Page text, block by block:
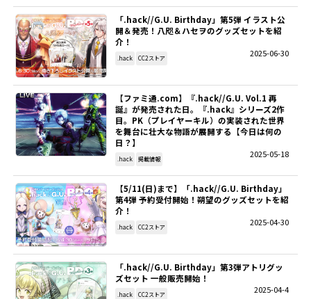
「.hack//G.U. Birthday」第5弾 イラスト公
開＆発売！八咫＆ハセヲのグッズセットを紹
介！​
2025-06-30
.hack CC2ストア
【ファミ通.com】『.hack//G.U. Vol.1 再
誕』が発売された日。『.hack』シリーズ2作
目。PK（プレイヤーキル）の実装された世界
を舞台に壮大な物語が展開する【今日は何の
日？】
2025-05-18
.hack 掲載情報
【5/11(日)まで】「.hack//G.U. Birthday」
第4弾 予約受付開始！朔望のグッズセットを紹
介！
2025-04-30
.hack CC2ストア
「.hack//G.U. Birthday」第3弾アトリグッ
ズセット 一般販売開始！
2025-04-4
.hack CC2ストア